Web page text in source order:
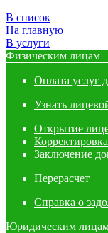
В список
На главную
В услуги
Физическим лицам
Оплата услуг
Узнать
Открытие
Заключение
Перерасчет
Справка о
Юридическим